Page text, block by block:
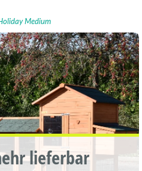
Medium
lieferbar